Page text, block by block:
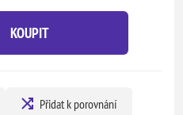
KOUPIT
Přidat k porovnání